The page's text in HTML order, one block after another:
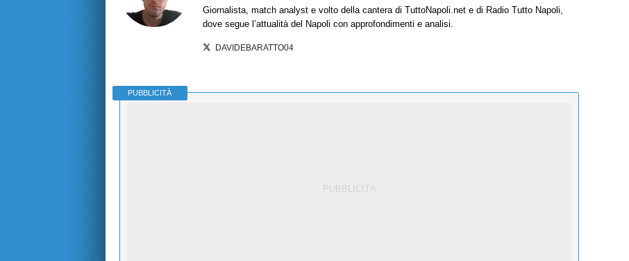
Giornalista, match analyst e volto della cantera di TuttoNapoli.net e di Radio Tutto Napoli,
dove segue l’attualità del Napoli con approfondimenti e analisi.
DAVIDEBARATTO04
PUBBLICITÀ